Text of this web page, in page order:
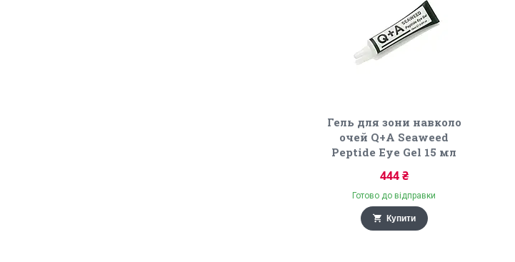
Гель для зони навколо
очей Q+A Seaweed
Peptide Eye Gel 15 мл
444 ₴
Готово до відправки
Купити